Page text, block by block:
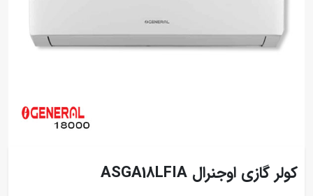
کولر گازی اوجنرال ASGA18LFIA